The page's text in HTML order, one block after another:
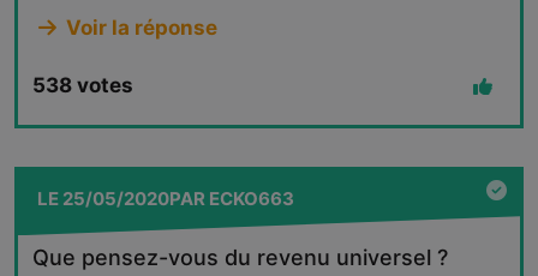
Voir la réponse
538 votes
LE 25/05/2020PAR ECKO663
Que pensez-vous du revenu universel ?